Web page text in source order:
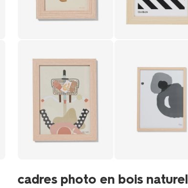
cadres photo en bois naturel